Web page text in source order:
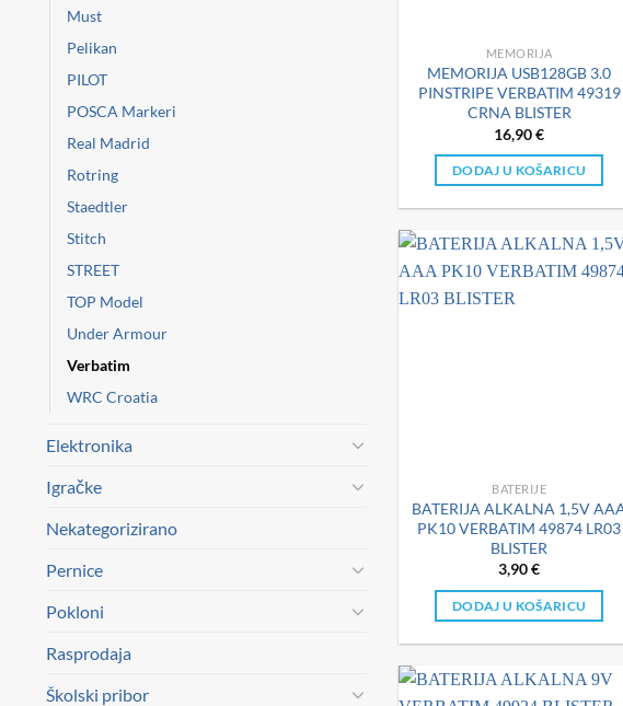
Must
Pelikan
PILOT
POSCA Markeri
Real Madrid
Rotring
Staedtler
Stitch
STREET
TOP Model
Under Armour
Verbatim
WRC Croatia
Elektronika
Igračke
Nekategorizirano
Pernice
Pokloni
Rasprodaja
Školski pribor
MEMORIJA
MEMORIJA USB128GB 3.0
PINSTRIPE VERBATIM 49319
CRNA BLISTER
16,90€
DODAJ U KOŠARICU
BATERIJE
BATERIJA ALKALNA 1,5V
PK10 VERBATIM 49874 LR03
BLISTER
3,90€
DODAJ U KOŠARICU